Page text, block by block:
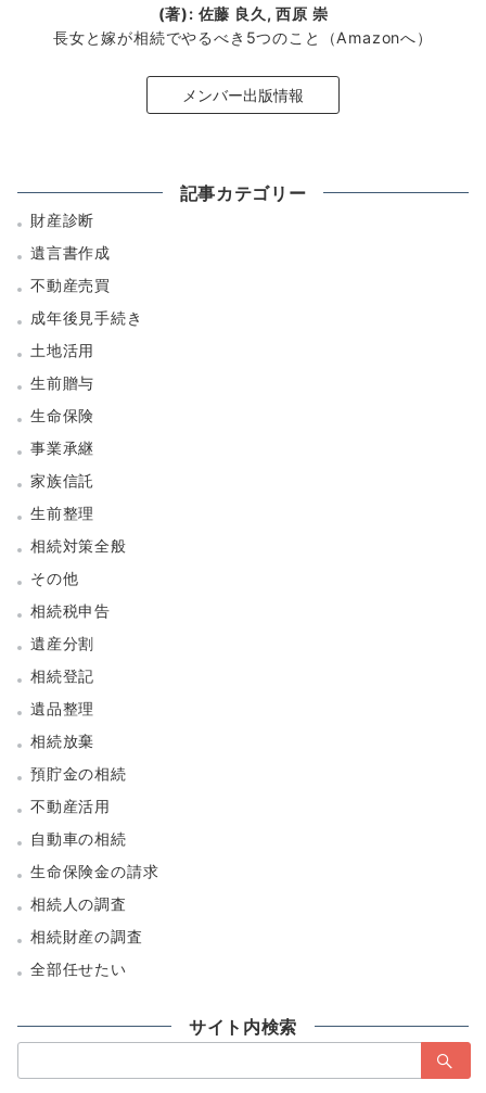
(著): 佐藤 良久, 西原 崇
長女と嫁が相続でやるべき5つのこと（Amazonへ）
メンバー出版情報
記事カテゴリー
財産診断
遺言書作成
不動産売買
成年後見手続き
土地活用
生前贈与
生命保険
事業承継
家族信託
生前整理
相続対策全般
その他
相続税申告
遺産分割
相続登記
遺品整理
相続放棄
預貯金の相続
不動産活用
自動車の相続
生命保険金の請求
相続人の調査
相続財産の調査
全部任せたい
サイト内検索
索：